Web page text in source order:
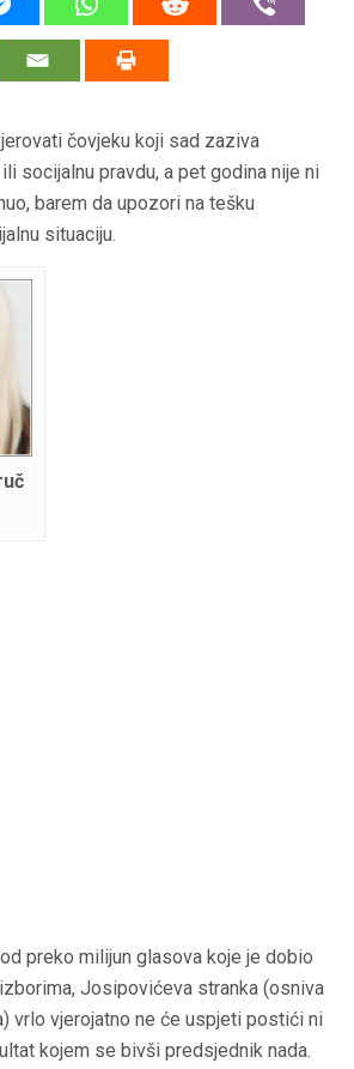
čovjeku koji sad zaziva
socijalnu pravdu, a pet godina nije ni
barem da upozori na tešku
situaciju.
od preko milijun glasova koje je dobio
Josipovićeva stranka (osniva
vrlo vjerojatno ne će uspjeti postići ni
kojem se bivši predsjednik nada.